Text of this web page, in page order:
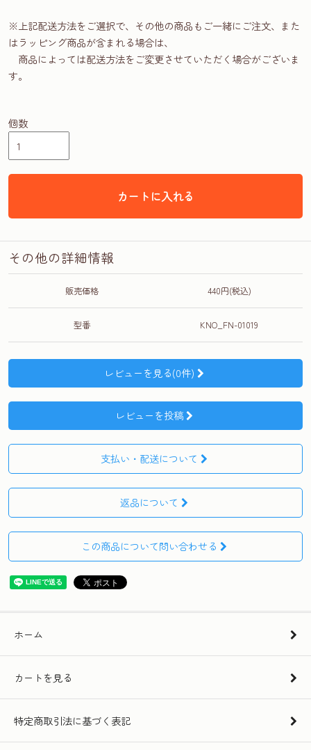
※上記配送方法をご選択で、その他の商品もご一緒にご注文、また
はラッピング商品が含まれる場合は、
商品によっては配送方法をご変更させていただく場合がございま
す。
個数
カートに入れる
その他の詳細情報
販売価格 440円(税込)
型番 KNO_FN-01019
レビューを見る(0件)
レビューを投稿
支払い・配送について
返品について
この商品について問い合わせる
ホーム
カートを見る
特定商取引法に基づく表記